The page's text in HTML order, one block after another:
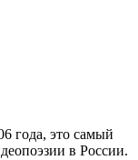
года, это самый
в России.